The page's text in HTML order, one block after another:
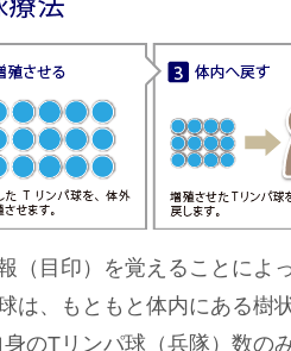
（目印）を覚えることによ
は、もともと体内にある樹
のTリンパ球（兵隊）数の